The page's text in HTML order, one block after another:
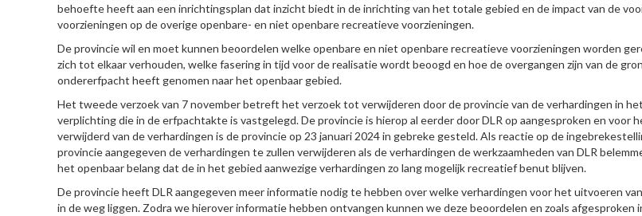
behoefte heeft aan een inrichtingsplan dat inzicht biedt in de inrichting van het totale gebied en de impact van de
voorzieningen op de overige openbare- en niet openbare recreatieve voorzieningen.
De provincie wil en moet kunnen beoordelen welke openbare en niet openbare recreatieve voorzieningen worden
zich tot elkaar verhouden, welke fasering in tijd voor de realisatie wordt beoogd en hoe de overgangen zijn van de
ondererfpacht heeft genomen naar het openbaar gebied.
Het tweede verzoek van 7 november betreft het verzoek tot verwijderen door de provincie van de verhardingen in
verplichting die in de erfpachtakte is vastgelegd. De provincie is hierop al eerder door DLR op aangesproken en voor
verwijderd van de verhardingen is de provincie op 23 januari 2024 in gebreke gesteld. Als reactie op de
provincie aangegeven de verhardingen te zullen verwijderen als de verhardingen de werkzaamheden van DLR
het openbaar belang dat de in het gebied aanwezige verhardingen zo lang mogelijk recreatief benut blijven.
De provincie heeft DLR aangegeven meer informatie nodig te hebben over welke verhardingen voor het uitvoeren
in de weg liggen. Zodra we hierover informatie hebben ontvangen kunnen we deze beoordelen en zoals afgesproken